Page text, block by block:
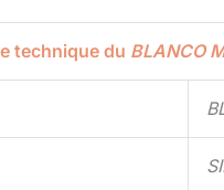
technique du BLANCO